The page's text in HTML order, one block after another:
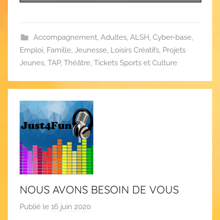
Accompagnement, Adultes, ALSH Cyber-base,
Emploi Famille Jeunesse Loisirs Créatifs Projets
Jeunes TAP, Théâtre Tickets Sports et Culture
NOUS AVONS BESOIN DE VOUS
Publié le 16 juin 2020